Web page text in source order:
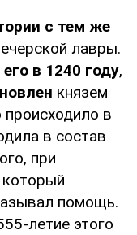
с тем же
лавры.
в 1240 году,
князем
происходило в
в состав
при
который
помощь.
летие этого